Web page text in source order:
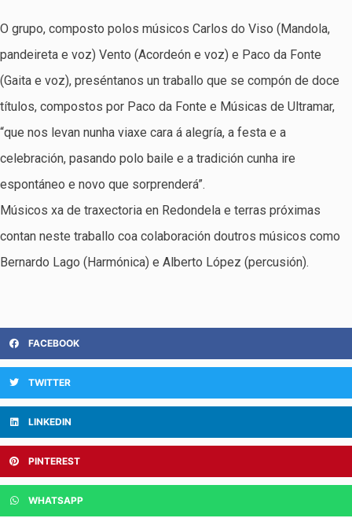
O grupo, composto polos músicos Carlos do Viso (Mandola,
pandeireta e voz) Vento (Acordeón e voz) e Paco da Fonte
(Gaita e voz), preséntanos un traballo que se compón de doce
títulos, compostos por Paco da Fonte e Músicas de Ultramar,
“que nos levan nunha viaxe cara á alegría, a festa e a
celebración, pasando polo baile e a tradición cunha ire
espontáneo e novo que sorprenderá”.
Músicos xa de traxectoria en Redondela e terras próximas
contan neste traballo coa colaboración doutros músicos como
Bernardo Lago (Harmónica) e Alberto López (percusión).
FACEBOOK
TWITTER
LINKEDIN
PINTEREST
WHATSAPP